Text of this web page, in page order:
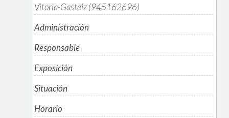
Vitoria-Gasteiz (945162696)
Administración
Responsable
Exposición
Situación
Horario